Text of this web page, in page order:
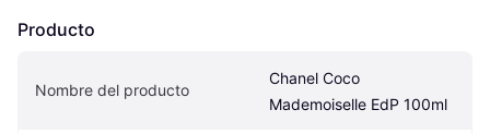
Producto
Nombre del producto
Chanel Coco
Mademoiselle EdP 100ml